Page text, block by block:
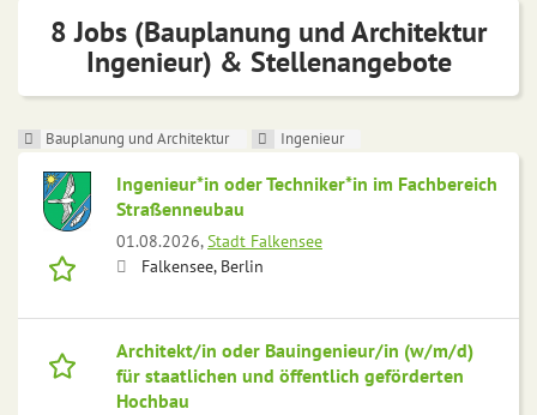
8 Jobs (Bauplanung und Architektur
Ingenieur) & Stellenangebote
Bauplanung und Architektur Ingenieur
Ingenieur*in oder Techniker*in im Fachbereich
Straßenneubau
01.08.2026,Stadt Falkensee
Falkensee, Berlin
Architekt/in oder Bauingenieur/in (w/m/d)
für staatlichen und öffentlich geförderten
Hochbau